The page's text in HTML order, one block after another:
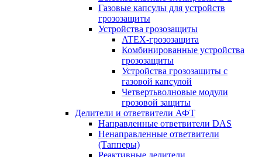
Газовые капсулы для устройств
грозозащиты
Устройства грозозащиты
ATEX-грозозащита
Комбинированные устройства
грозозащиты
Устройства грозозащиты с
газовой капсулой
Четвертьволновые модули
грозовой защиты
Делители и ответвители АФТ
Направленные ответвители DAS
Ненаправленные ответвители
(Тапперы)
Реактивные делители